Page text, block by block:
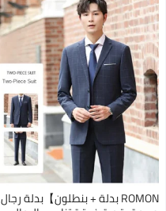
ROMON بدلة + بنطلون】بدلة رجال